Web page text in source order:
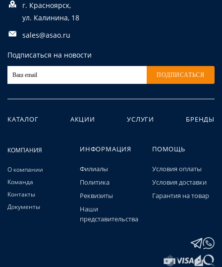
г. Красноярск,
ул. Калинина, 18
sales@asao.ru
Подписаться на новости
ПОДПИСАТЬСЯ
КАТАЛОГ АКЦИИ УСЛУГИ БРЕНДЫ
КОМПАНИЯ
О компании
Команда
Контакты
Документы
ИНФОРМАЦИЯ
Филиалы
Политика
Реквизиты
Наши
представительства
ПОМОЩЬ
Условия оплаты
Условия доставки
Гарантия на товар